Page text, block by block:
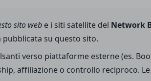
sito web e i siti satellite del Network
su questo sito.
verso piattaforme esterne (es.
affiliazione o controllo reciproco.